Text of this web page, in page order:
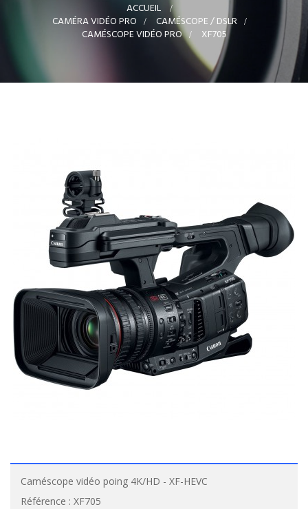
ACCUEIL >
CAMÉRA VIDÉO PRO > CAMÉSCOPE / DSLR >
CAMÉSCOPE VIDÉO PRO > XF705
Caméscope vidéo poing 4K/HD - XF-HEVC
Référence : XF705